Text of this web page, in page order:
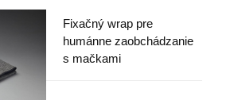
Fixačný wrap pre
humánne zaobchádzanie
s mačkami